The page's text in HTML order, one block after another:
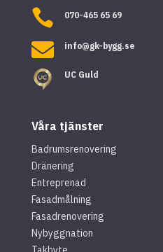
 070-465 65 69
 info@gk-bygg.se
UC Guld
Våra tjänster
Badrumsrenovering
Dränering
Entreprenad
Fasadmålning
Fasadrenovering
Nybyggnation